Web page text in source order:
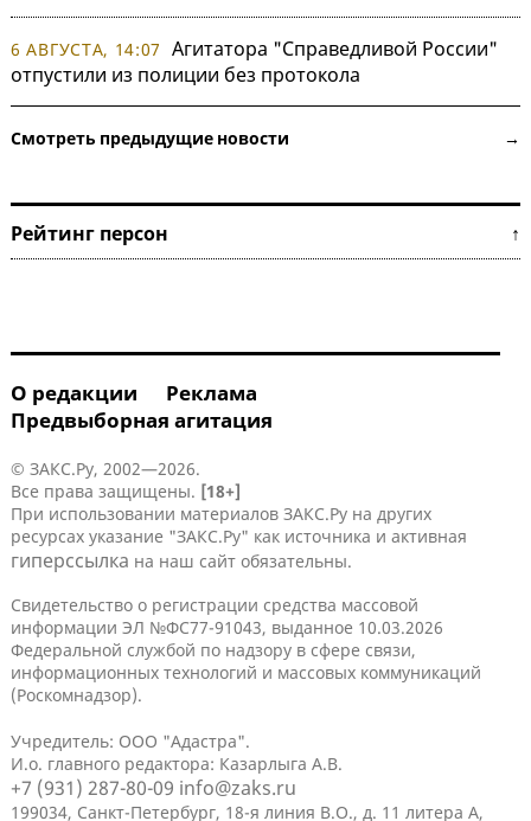
6 АВГУСТА, 14:07 Агитатора "Справедливой России"
отпустили из полиции без протокола
Смотреть предыдущие новости →
Рейтинг персон ↑
О редакции
Реклама
Предвыборная агитация
© ЗАКС.Ру, 2002—2026.
Все права защищены. [18+]
При использовании материалов ЗАКС.Ру на других
ресурсах указание "ЗАКС.Ру" как источника и активная
гиперссылка на наш сайт обязательны.
Свидетельство о регистрации средства массовой
информации ЭЛ №ФС77-91043, выданное 10.03.2026
Федеральной службой по надзору в сфере связи,
информационных технологий и массовых коммуникаций
(Роскомнадзор).
Учредитель: ООО "Адастра".
И.о. главного редактора: Казарлыга А.В.
+7 (931) 287-80-09 info@zaks.ru
199034, Санкт-Петербург, 18-я линия В.О., д. 11 литера А,